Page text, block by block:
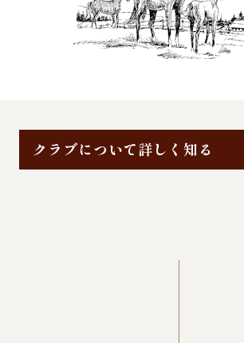
クラブについて詳しく知る